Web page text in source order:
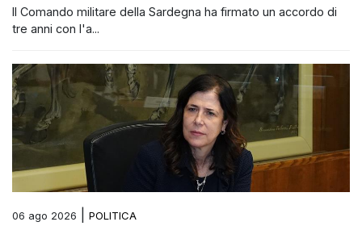
Il Comando militare della Sardegna ha firmato un accordo di
tre anni con l'a...
06 ago 2026 POLITICA